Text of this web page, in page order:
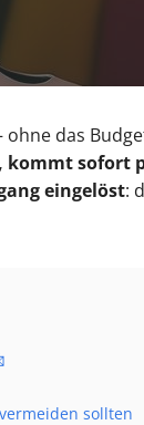
das
kommt sofort
eingelöst:
sollten